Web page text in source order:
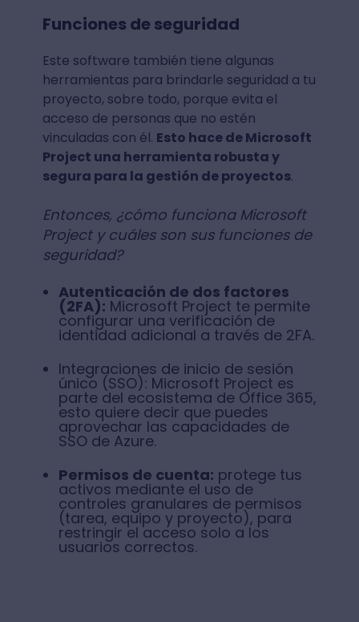
Funciones de seguridad
Este software también tiene algunas
herramientas para brindarle seguridad a tu
proyecto, sobre todo, porque evita el
acceso de personas que no estén
vinculadas con él. Esto hace de Microsoft
Project una herramienta robusta y
segura para la gestión de proyectos.
Entonces, ¿cómo funciona Microsoft
Project y cuáles son sus funciones de
seguridad?
Autenticación de dos factores
(2FA): Microsoft Project te permite
configurar una verificación de
identidad adicional a través de 2FA.
Integraciones de inicio de sesión
único (SSO): Microsoft Project es
parte del ecosistema de Office 365,
esto quiere decir que puedes
aprovechar las capacidades de
SSO de Azure.
Permisos de cuenta: protege tus
activos mediante el uso de
controles granulares de permisos
(tarea, equipo y proyecto), para
restringir el acceso solo a los
usuarios correctos.